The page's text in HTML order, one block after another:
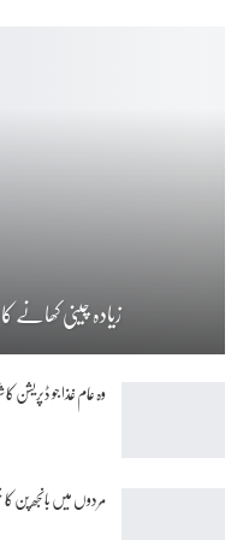
زیادہ چینی کھانے
وہ عام غذا جو ڈپریشن
مردوں میں بانجھ پن